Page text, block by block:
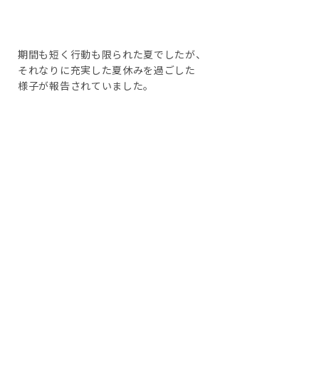
期間も短く行動も限られた夏でしたが、
それなりに充実した夏休みを過ごした
様子が報告されていました。